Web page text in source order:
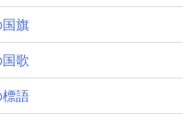
国旗
歌
標語